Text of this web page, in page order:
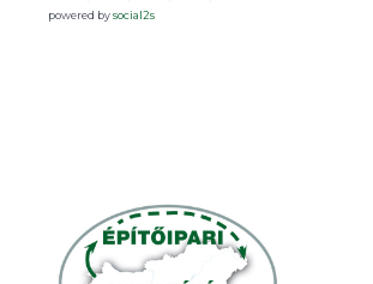
powered bysocial2s